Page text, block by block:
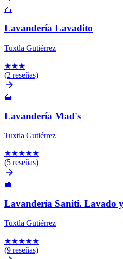
🧺
Lavandería Lavadito
Tuxtla Gutiérrez
★★★
(2 reseñas)
🧺
Lavandería Mad's
Tuxtla Gutiérrez
★★★★★
(5 reseñas)
🧺
Lavandería Saniti. Lavado
Tuxtla Gutiérrez
★★★★★
(9 reseñas)